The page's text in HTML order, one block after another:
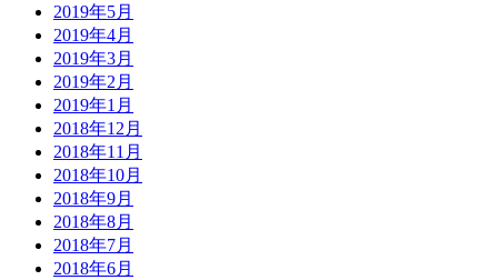
2019年5月
2019年4月
2019年3月
2019年2月
2019年1月
2018年12月
2018年11月
2018年10月
2018年9月
2018年8月
2018年7月
2018年6月